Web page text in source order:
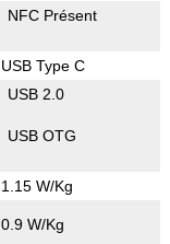
NFC Présent
USB Type C
USB 2.0
USB OTG
1.15 W/Kg
0.9 W/Kg